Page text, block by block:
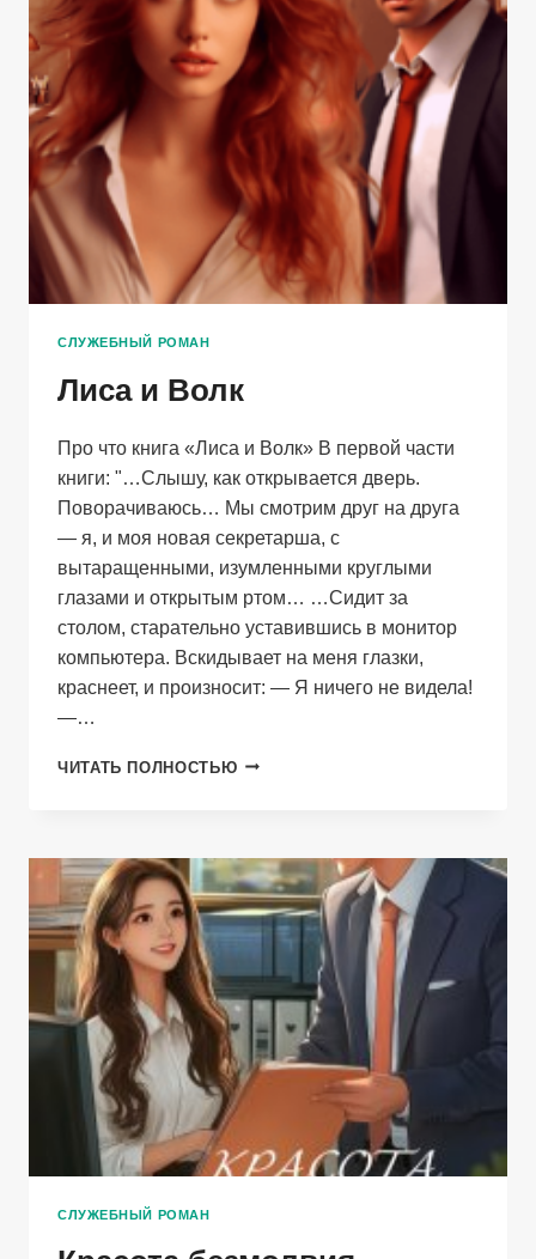
СЛУЖЕБНЫЙ РОМАН
Лиса и Волк
Про что книга «Лиса и Волк» В первой части
книги: "…Слышу, как открывается дверь.
Поворачиваюсь… Мы смотрим друг на друга
— я, и моя новая секретарша, с
вытаращенными, изумленными круглыми
глазами и открытым ртом… …Сидит за
столом, старательно уставившись в монитор
компьютера. Вскидывает на меня глазки,
краснеет, и произносит: — Я ничего не видела!
—…
ЧИТАТЬ ПОЛНОСТЬЮ ЛИСА
СЛУЖЕБНЫЙ РОМАН